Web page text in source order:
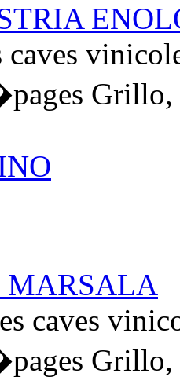
caves
Grillo,
MARSALA
caves
Grillo,